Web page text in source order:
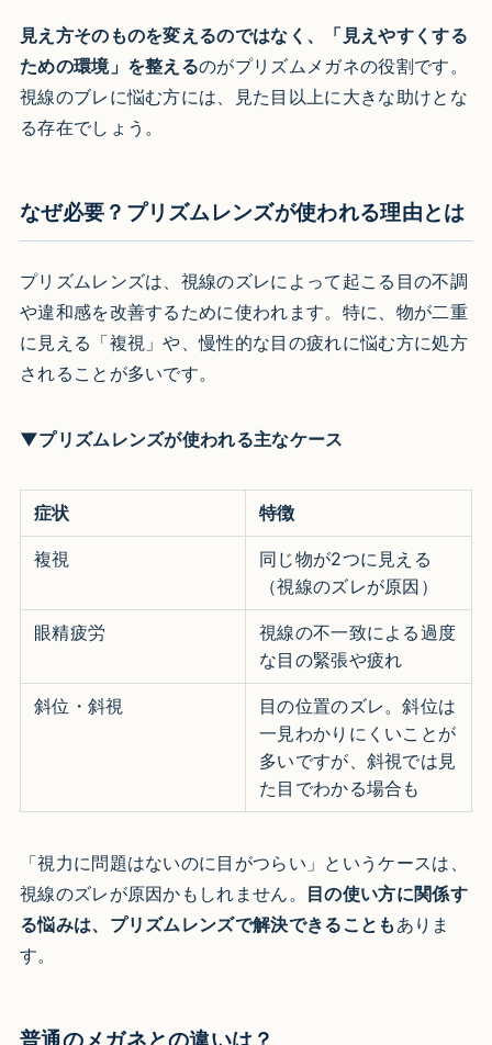
見え方そのものを変えるのではなく、「見えやすくする
ための環境」を整えるのがプリズムメガネの役割です。
視線のブレに悩む方には、見た目以上に大きな助けとな
る存在でしょう。
なぜ必要？プリズムレンズが使われる理由とは
プリズムレンズは、視線のズレによって起こる目の不調
や違和感を改善するために使われます。特に、物が二重
に見える「複視」や、慢性的な目の疲れに悩む方に処方
されることが多いです。
▼プリズムレンズが使われる主なケース
症状 特徴
複視
同じ物が2つに見える
（視線のズレが原因）
眼精疲労
視線の不一致による過度
な目の緊張や疲れ
斜位・斜視
目の位置のズレ。斜位は
一見わかりにくいことが
多いですが、斜視では見
た目でわかる場合も
「視力に問題はないのに目がつらい」というケースは、
視線のズレが原因かもしれません。 目の使い方に関係す
る悩みは、プリズムレンズで解決できることも ありま
す。
普通のメガネとの違いは？